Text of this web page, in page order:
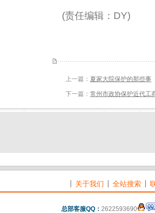
(责任编辑：DY)
上一篇： 夏家大院保护的那些事
下一篇： 常州市政协保护近代工
关于我们 全站搜索
总部客服QQ： 2622593690